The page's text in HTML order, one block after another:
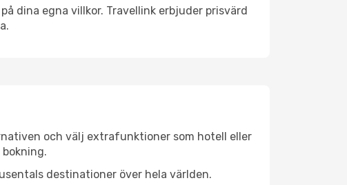
dina egna villkor. Travellink erbjuder prisvärd
och välj extrafunktioner som hotell eller
destinationer över hela världen.